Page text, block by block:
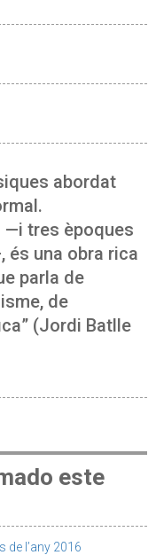
abordat
—i tres èpoques
és una obra rica
parla de
de
(Jordi Batlle
este
de l’any 2016